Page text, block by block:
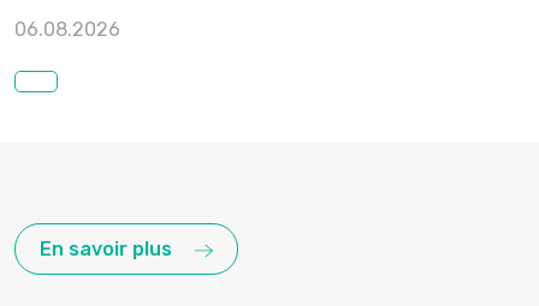
06.08.2026
En savoir plus